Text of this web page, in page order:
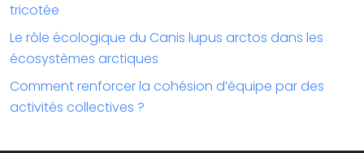
tricotée
Le rôle écologique du Canis lupus arctos dans les
écosystèmes arctiques
Comment renforcer la cohésion d’équipe par des
activités collectives ?